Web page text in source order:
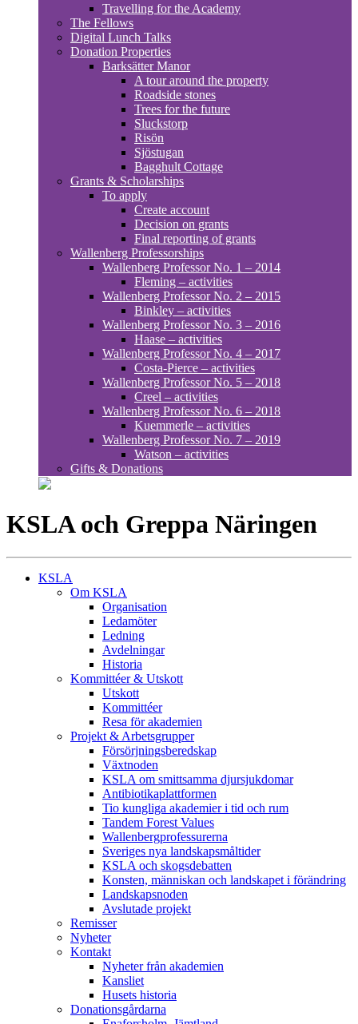
Travelling for the Academy
The Fellows
Digital Lunch Talks
Donation Properties
Barksätter Manor
A tour around the property
Roadside stones
Trees for the future
Sluckstorp
Risön
Sjöstugan
Bagghult Cottage
Grants & Scholarships
To apply
Create account
Decision on grants
Final reporting of grants
Wallenberg Professorships
Wallenberg Professor No. 1 – 2014
Fleming – activities
Wallenberg Professor No. 2 – 2015
Binkley – activities
Wallenberg Professor No. 3 – 2016
Haase – activities
Wallenberg Professor No. 4 – 2017
Costa-Pierce – activities
Wallenberg Professor No. 5 – 2018
Creel – activities
Wallenberg Professor No. 6 – 2018
Kuemmerle – activities
Wallenberg Professor No. 7 – 2019
Watson – activities
Gifts & Donations
KSLA och Greppa Näringen
KSLA
Om KSLA
Organisation
Ledamöter
Ledning
Avdelningar
Historia
Kommittéer & Utskott
Utskott
Kommittéer
Resa för akademien
Projekt & Arbetsgrupper
Försörjningsberedskap
Växtnoden
KSLA om smittsamma djursjukdomar
Antibiotikaplattformen
Tio kungliga akademier i tid och rum
Tandem Forest Values
Wallenbergprofessurerna
Sveriges nya landskapsmåltider
KSLA och skogsdebatten
Konsten, människan och landskapet i förändring
Landskapsnoden
Avslutade projekt
Remisser
Nyheter
Kontakt
Nyheter från akademien
Kansliet
Husets historia
Donationsgårdarna